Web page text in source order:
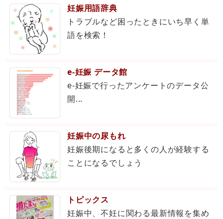
妊娠用語辞典
トラブルなど困ったときにいち早く単
語を検索！
e-妊娠 データ館
e-妊娠で行ったアンケートのデータ公
開...
妊娠中の尿もれ
妊娠後期になると多くの人が経験する
ことになるでしょう
トピックス
妊娠中、不妊に関わる最新情報を集め